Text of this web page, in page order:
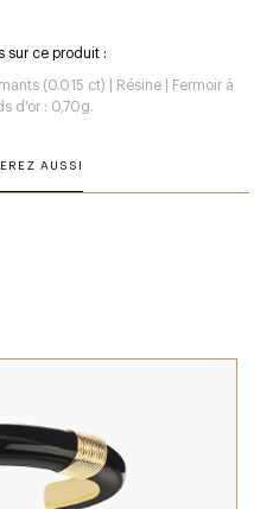
sur ce produit :
(0.015 ct) | Résine | Fermoir à
d'or : 0,70g.
AUSSI